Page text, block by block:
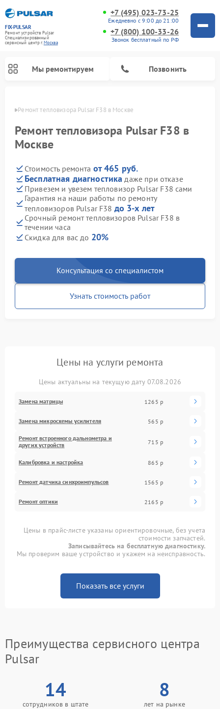
FIX-PULSAR
Ремонт устройств Pulsar
Специализированный
cервисный центр г.Москва
+7 (495) 023-73-25
Ежедневно с 9:00 до 21:00
+7 (800) 100-33-26
Звонок бесплатный по РФ
Мы ремонтируем Позвонить
Ремонт тепловизора Pulsar F38 в Москве
Ремонт тепловизора Pulsar F38 в
Москве
Стоимость ремонта от 465 руб.
Бесплатная диагностика даже при отказе
Привезем и увезем тепловизор Pulsar F38 сами
Гарантия на наши работы по ремонту
тепловизоров Pulsar F38 до 3-х лет
Срочный ремонт тепловизоров Pulsar F38 в
течении часа
Скидка для вас до 20%
Консультация со специалистом
Узнать стоимость работ
Цены на услуги ремонта
Цены актуальны на текущую дату 07.08.2026
Замена матрицы 1265 р
Замена микросхемы усилителя 565 р
Ремонт встроенного дальнометра и
других устройств
715 р
Калибровка и настройка 865 р
Ремонт датчика синхроимпульсов 1565 р
Ремонт оптики 2165 р
Цены в прайс-листе указаны ориентировочные, без учета
стоимости запчастей.
Записывайтесь на бесплатную диагностику.
Мы проверим ваше устройство и укажем на неисправность.
Показать все услуги
Преимущества сервисного центра
Pulsar
14
сотрудников в штате
8
лет на рынке